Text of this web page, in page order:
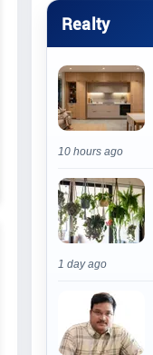
Realty
10 hours ago
1 day ago